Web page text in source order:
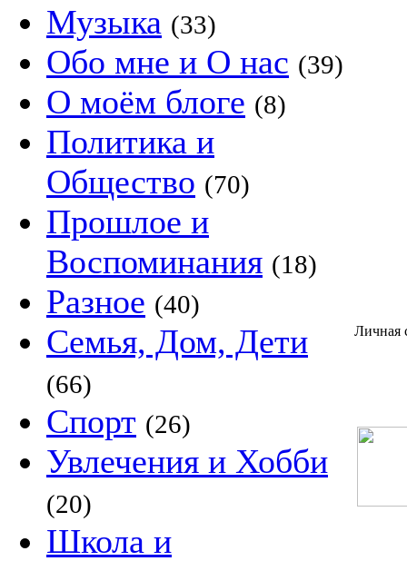
Музыка (33)
Обо мне и О нас (39)
О моём блоге (8)
Политика и
Общество (70)
Прошлое и
Воспоминания (18)
Разное (40)
Семья, Дом, Дети
(66)
Спорт (26)
Увлечения и Хобби
(20)
Школа и
Личная